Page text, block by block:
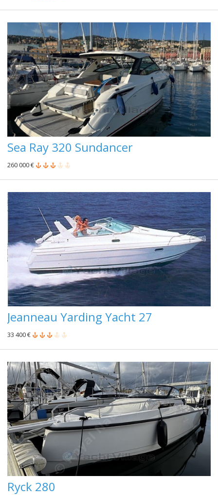
Sea Ray 320 Sundancer
260 000 €
Jeanneau Yarding Yacht 27
33 400 €
Ryck 280